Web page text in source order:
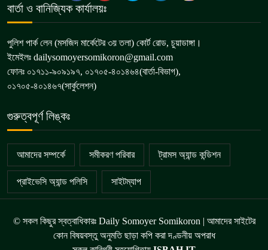
বার্তা ও বানিজ্যিক কার্যালয়ঃ
পুলিশ পার্ক লেন (মসজিদ মার্কেটের ৩য় তলা) কোর্ট রোড, চুয়াডাঙ্গা।
ইমেইলঃ dailysomoyersomikoron@gmail.com
ফোনঃ ০১৭১১-৯০৯১৯৭, ০১৭০৫-৪০১৪৬৪(বার্তা-বিভাগ),
০১৭০৫-৪০১৪৬৭(সার্কুলেশন)
গুরুত্বপূর্ণ লিঙ্কঃ
আমাদের সম্পর্কে সমীকরণ পরিবার ট্রামস অ্যান্ড কন্ডিশন
প্রাইভেসি অ্যান্ড পলিসি সাইটম্যাপ
© সকল কিছুর স্বত্বাধিকারঃ Daily Somoyer Somikoron | আমাদের সাইটের
কোন বিষয়বস্তু অনুমতি ছাড়া কপি করা দণ্ডনীয় অপরাধ